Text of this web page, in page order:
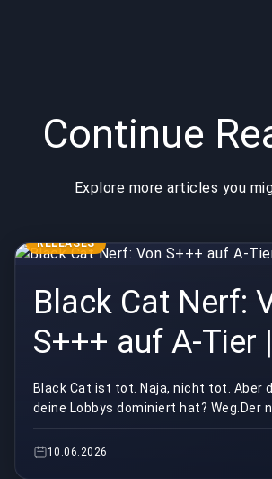
Continue
Explore more articles you
RELEASES
Black Cat Nerf:
S+++ auf A-Tier |
BuyBoosting
Black Cat ist tot. Naja, nicht tot. Aber
deine Lobbys dominiert hat? Weg.Der
sie mit einem Schlag von S+++ auf A-
10.06.2026